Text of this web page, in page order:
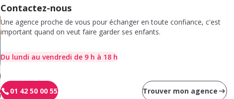
Contactez-nous
Une agence proche de vous pour échanger en toute confiance, c'est
important quand on veut faire garder ses enfants.
Du lundi au vendredi de 9 h à 18 h
01 42 50 00 55 Trouver mon agence